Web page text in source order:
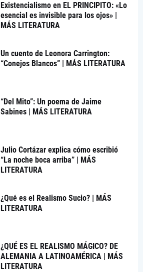
Existencialismo en EL PRINCIPITO: «Lo
esencial es invisible para los ojos» |
MÁS LITERATURA
Un cuento de Leonora Carrington:
“Conejos Blancos” | MÁS LITERATURA
“Del Mito”: Un poema de Jaime
Sabines | MÁS LITERATURA
Julio Cortázar explica cómo escribió
“La noche boca arriba” | MÁS
LITERATURA
¿Qué es el Realismo Sucio? | MÁS
LITERATURA
¿QUÉ ES EL REALISMO MÁGICO? DE
ALEMANIA A LATINOAMÉRICA | MÁS
LITERATURA